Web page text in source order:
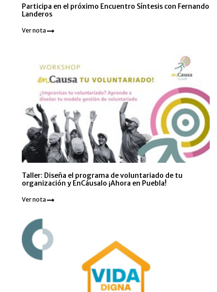
Participa en el próximo Encuentro Síntesis con Fernando
Landeros
Ver nota
Taller: Diseña el programa de voluntariado de tu
organización y EnCáusalo ¡Ahora en Puebla!
Ver nota